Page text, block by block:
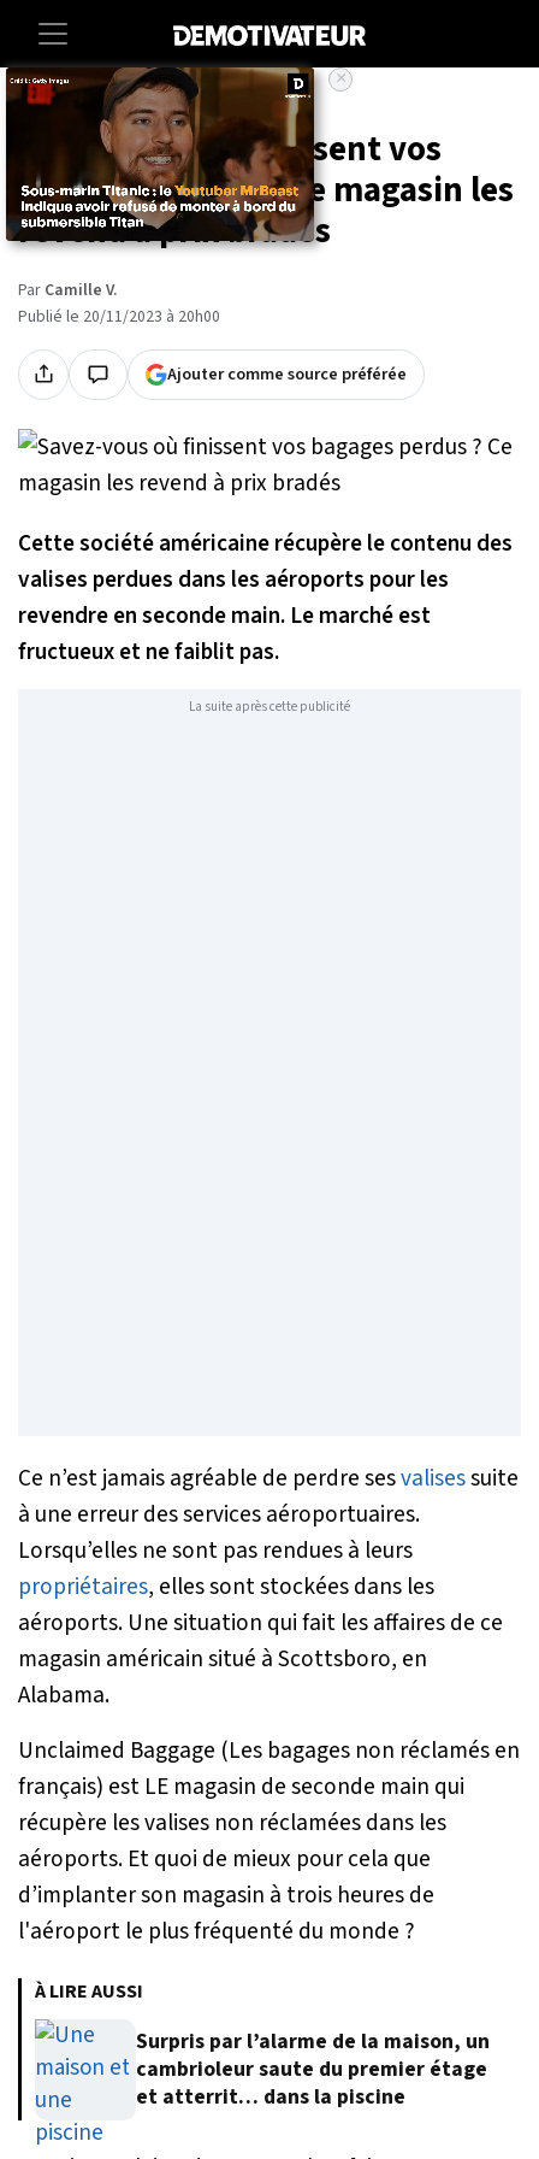
Accueil Insolite
Savez-vous où finissent vos
bagages perdus ? Ce magasin les
revend à prix bradés
Par Camille V.
Publié le 20/11/2023 à 20h00
Ajouter comme source préférée
Cette société américaine récupère le contenu des
valises perdues dans les aéroports pour les
revendre en seconde main. Le marché est
fructueux et ne faiblit pas.
La suite après cette publicité
Ce n’est jamais agréable de perdre sesvalisessuite
à une erreur des services aéroportuaires.
Lorsqu’elles ne sont pas rendues à leurs
propriétaires, elles sont stockées dans les
aéroports. Une situation qui fait les affaires de ce
magasin américain situé à Scottsboro, en
Alabama.
Unclaimed Baggage (Les bagages non réclamés en
français) est LE magasin de seconde main qui
récupère les valises non réclamées dans les
aéroports. Et quoi de mieux pour cela que
d’implanter son magasin à trois heures de
l'aéroport le plus fréquenté du monde ?
À LIRE AUSSI
Surpris par l’alarme de la maison, un
cambrioleur saute du premier étage
et atterrit… dans la piscine
×